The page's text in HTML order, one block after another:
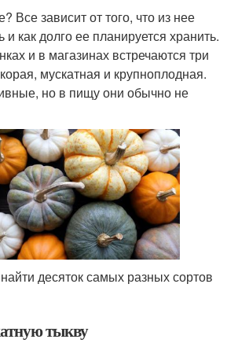
Все зависит от того, что из нее
и как долго ее планируется хранить.
и в магазинах встречаются три
мускатная и крупноплодная.
но в пищу они обычно не
десяток самых разных сортов
тыкву